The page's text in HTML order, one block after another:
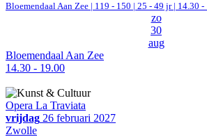
Bloemendaal Aan Zee | 119 - 150 | 25 - 49 jr | 14.30 -
zo
30
aug
Bloemendaal Aan Zee
14.30 - 19.00
Opera La Traviata
vrijdag 26 februari 2027
Zwolle